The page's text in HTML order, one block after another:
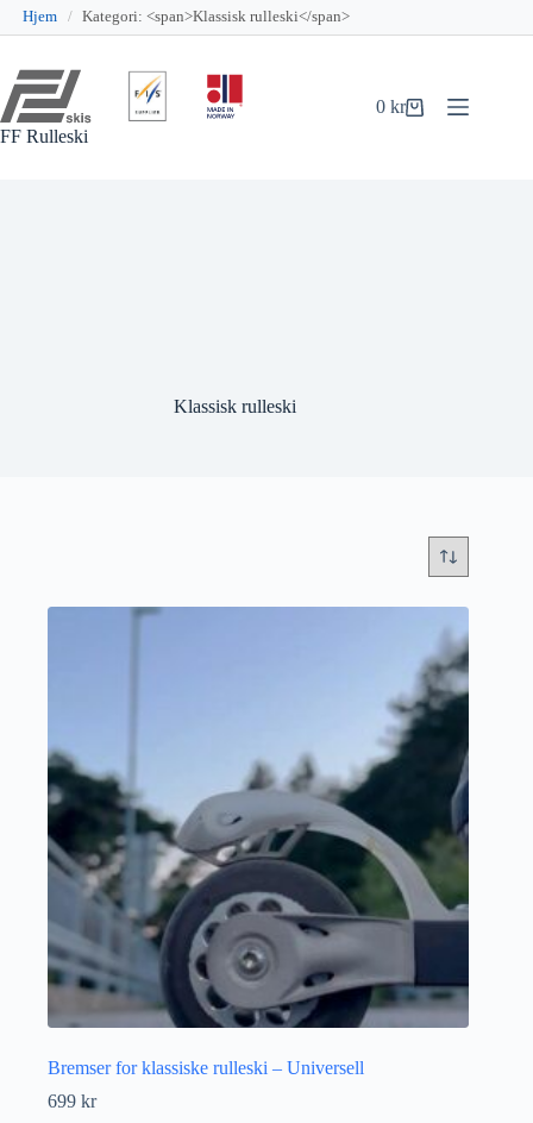
Hjem / Kategori: <span>Klassisk rulleski</span>
innholdet
FF Rulleski
Handlekurv
0kr
Klassisk rulleski
Bremser for klassiske rulleski – Universell
699 kr